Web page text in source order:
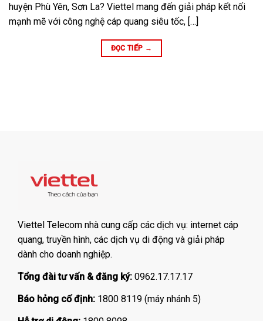
huyện Phù Yên, Sơn La? Viettel mang đến giải pháp kết nối
mạnh mẽ với công nghệ cáp quang siêu tốc, […]
ĐỌC TIẾP →
Viettel Telecom nhà cung cấp các dịch vụ: internet cáp
quang, truyền hình, các dịch vụ di động và giải pháp
dành cho doanh nghiệp.
Tổng đài tư vấn & đăng ký: 0962.17.17.17
Báo hỏng cố định: 1800 8119 (máy nhánh 5)